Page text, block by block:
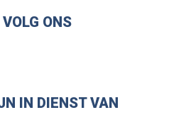
VOLG ONS
IN DIENST VAN